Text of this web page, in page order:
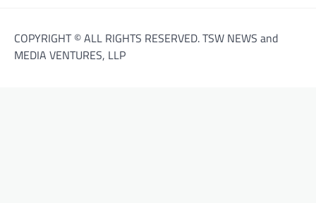
COPYRIGHT © ALL RIGHTS RESERVED. TSW NEWS and
MEDIA VENTURES, LLP